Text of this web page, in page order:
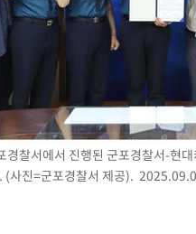
곳 소나기·강원 많은 비[내일날씨]
에 54조 투자…"AI 메모리 수요 선
매, 아제르바이잔 투란VC 입단
들여다보니…한국 축구 '5승 2무'
(0.36%) 내린 798.81마감
보합…0.60% 내린 6258.77에 마쳐
내린 1416.1원 마감
…서울, 2018년 이후 첫 40도
경찰서에서 진행된 군포경찰서-현
(사진=군포경찰서 제공).